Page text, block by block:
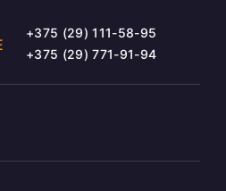
+375 (29) 111-58-95
+375 (29) 771-91-94